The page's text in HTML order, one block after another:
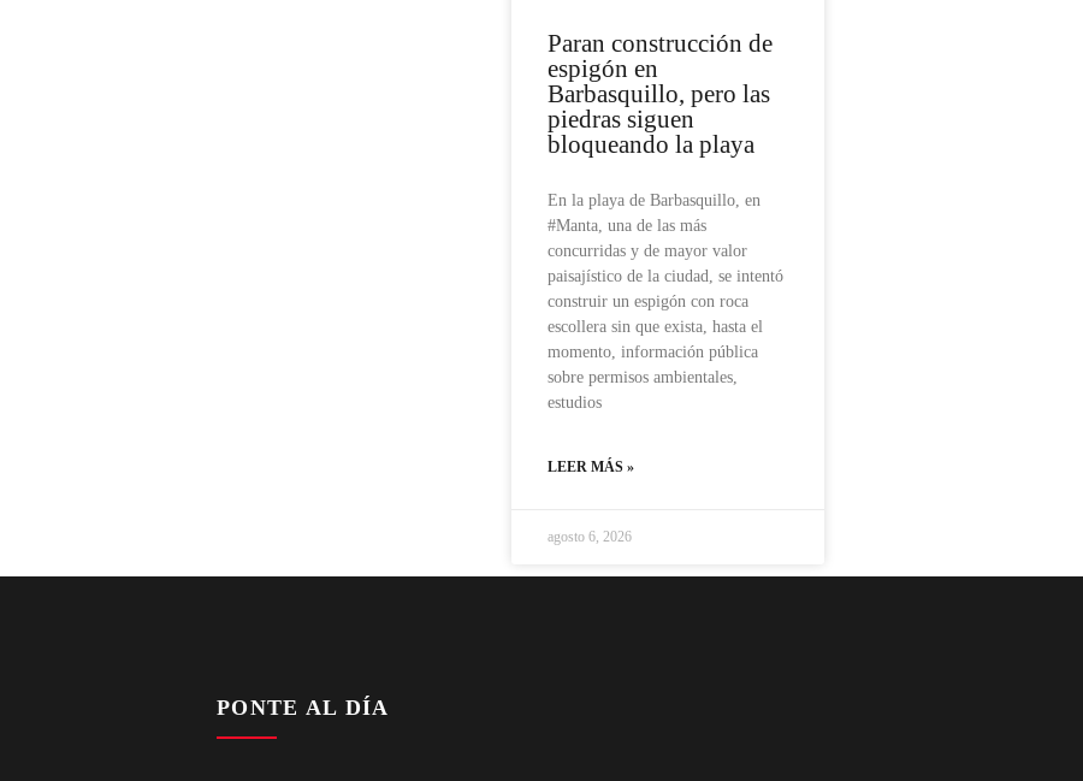
Paran construcción de
espigón en
Barbasquillo, pero las
piedras siguen
bloqueando la playa
En la playa de Barbasquillo, en
#Manta, una de las más
concurridas y de mayor valor
paisajístico de la ciudad, se intentó
construir un espigón con roca
escollera sin que exista, hasta el
momento, información pública
sobre permisos ambientales,
estudios
LEER MÁS »
agosto 6, 2026
PONTE AL DÍA